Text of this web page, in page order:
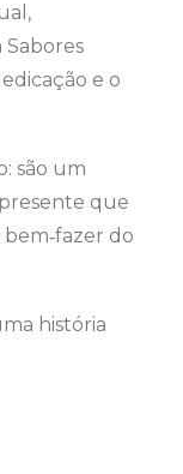
e o
são um
que
bem‑fazer do
história